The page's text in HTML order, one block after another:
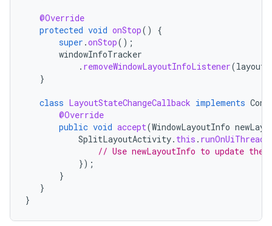
@Override
protected void onStop()
{
super .onStop();
windowInfoTracker
. removeWindowLayoutInfoListener(
}
class LayoutStateChangeCallback implements
@Override
public void accept(WindowLayoutInfo
SplitLayoutActivity. this . runOnUiThread
// Use newLayoutInfo to update the
});
}
}
}